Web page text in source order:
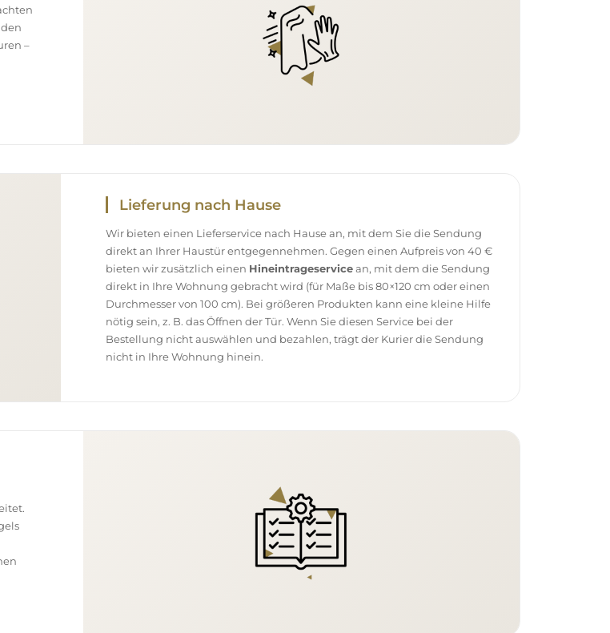
–
Lieferung nach Hause
Wir bieten einen Lieferservice nach Hause an, mit dem Sie die Sendung
direkt an Ihrer Haustür entgegennehmen. Gegen einen Aufpreis von 40 €
bieten wir zusätzlich einen Hineintrageservicean, mit dem die Sendung
direkt in Ihre Wohnung gebracht wird (für Maße bis 80×120 cm oder einen
Durchmesser von 100 cm). Bei größeren Produkten kann eine kleine Hilfe
nötig sein, z. B. das Öffnen der Tür. Wenn Sie diesen Service bei der
Bestellung nicht auswählen und bezahlen, trägt der Kurier die Sendung
nicht in Ihre Wohnung hinein.